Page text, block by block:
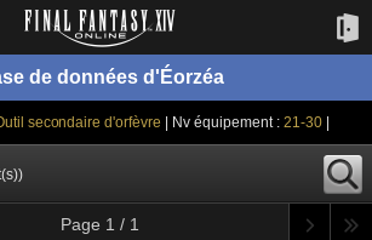
de données d'Éorzéa
secondaire d'orfèvre | Nv équipement : 21-30|
Page 1 / 1